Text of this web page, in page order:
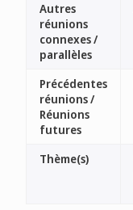
Autres
réunions
connexes /
parallèles
Précédentes
réunions /
Réunions
futures
Thème(s)